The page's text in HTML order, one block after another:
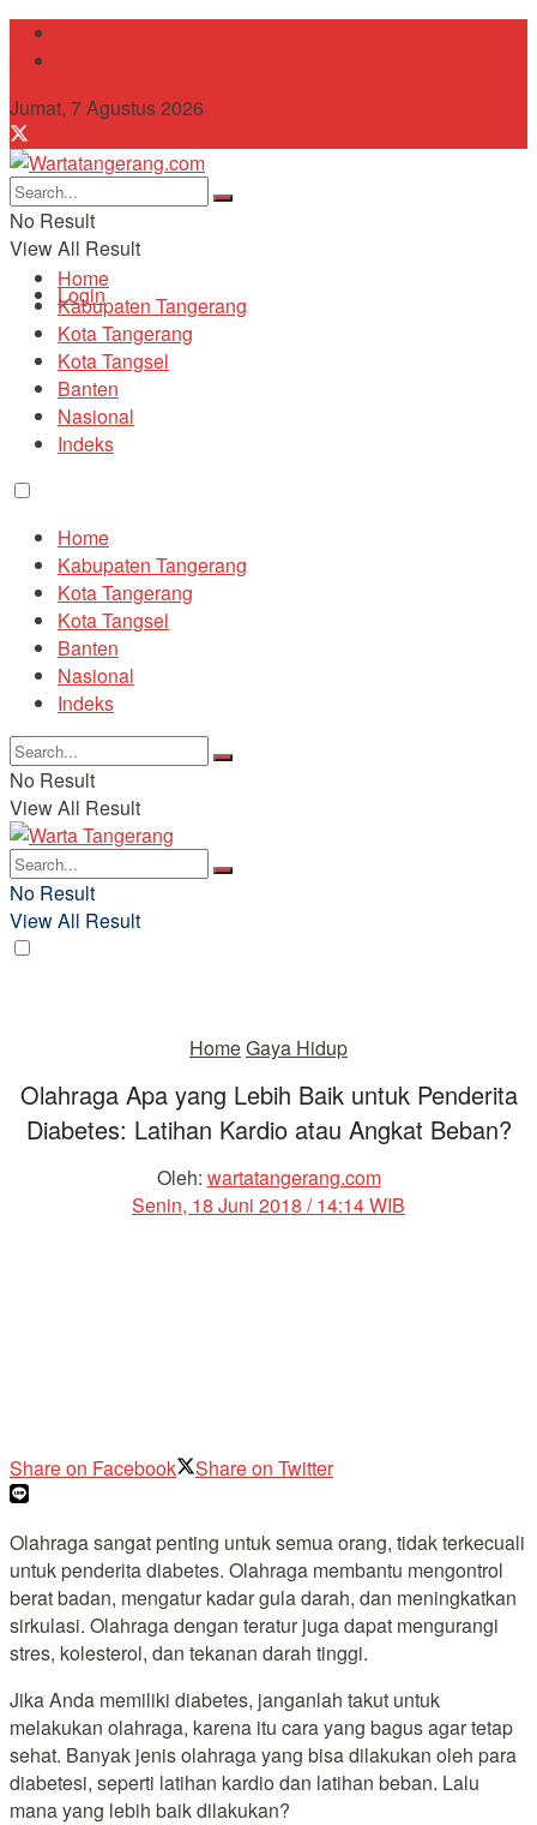
Jumat, 7 Agustus 2026
No Result
View All Result
Login
Home
Kabupaten Tangerang
Kota Tangerang
Kota Tangsel
Banten
Nasional
Indeks
Home
Kabupaten Tangerang
Kota Tangerang
Kota Tangsel
Banten
Nasional
Indeks
No Result
View All Result
No Result
View All Result
HomeGaya Hidup
Olahraga Apa yang Lebih Baik untuk Penderita
Diabetes: Latihan Kardio atau Angkat Beban?
Oleh: wartatangerang.com
Senin, 18 Juni 2018 / 14:14 WIB
Share on Facebook Share on Twitter
Olahraga sangat penting untuk semua orang, tidak terkecuali
untuk penderita diabetes. Olahraga membantu mengontrol
berat badan, mengatur kadar gula darah, dan meningkatkan
sirkulasi. Olahraga dengan teratur juga dapat mengurangi
stres, kolesterol, dan tekanan darah tinggi.
Jika Anda memiliki diabetes, janganlah takut untuk
melakukan olahraga, karena itu cara yang bagus agar tetap
sehat. Banyak jenis olahraga yang bisa dilakukan oleh para
diabetesi, seperti latihan kardio dan latihan beban. Lalu
mana yang lebih baik dilakukan?